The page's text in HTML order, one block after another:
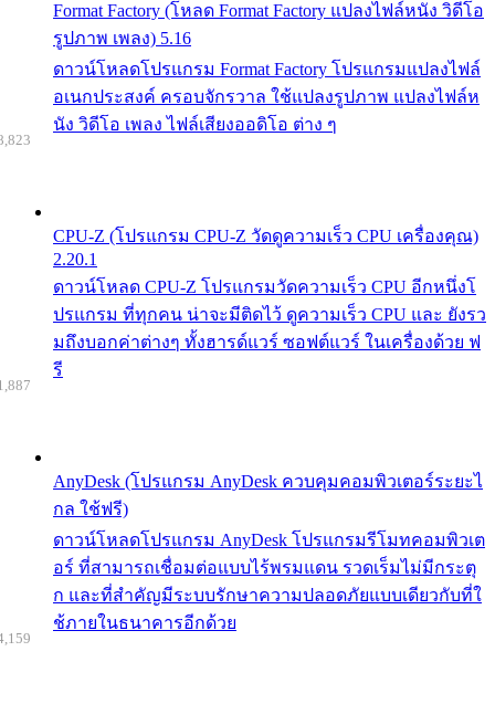
Format Factory (โหลด Format Factory แปลงไฟล์หนัง วิดีโอ
รูปภาพ เพลง) 5.16
ดาวน์โหลดโปรแกรม Format Factory โปรแกรมแปลงไฟล์
อเนกประสงค์ ครอบจักรวาล ใช้แปลงรูปภาพ แปลงไฟล์ห
นัง วิดีโอ เพลง ไฟล์เสียงออดิโอ ต่าง ๆ
CPU-Z (โปรแกรม CPU-Z วัดดูความเร็ว CPU เครื่องคุณ)
2.20.1
ดาวน์โหลด CPU-Z โปรแกรมวัดความเร็ว CPU อีกหนึ่งโ
ปรแกรม ที่ทุกคน น่าจะมีติดไว้ ดูความเร็ว CPU และ ยังรว
มถึงบอกค่าต่างๆ ทั้งฮารด์แวร์ ซอฟต์แวร์ ในเครื่องด้วย ฟ
รี
AnyDesk (โปรแกรม AnyDesk ควบคุมคอมพิวเตอร์ระยะไ
กล ใช้ฟรี)
ดาวน์โหลดโปรแกรม AnyDesk โปรแกรมรีโมทคอมพิวเต
อร์ ที่สามารถเชื่อมต่อแบบไร้พรมแดน รวดเร็มไม่มีกระตุ
ก และที่สำคัญมีระบบรักษาความปลอดภัยแบบเดียวกับที่ใ
ช้ภายในธนาคารอีกด้วย